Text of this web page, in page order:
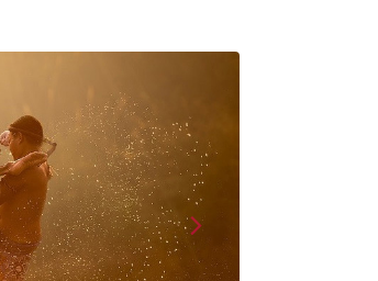
arrow_forward_iosNext